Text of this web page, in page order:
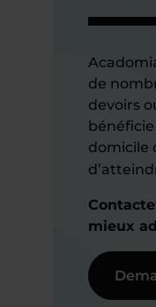
de
devoirs
domicile
mieux